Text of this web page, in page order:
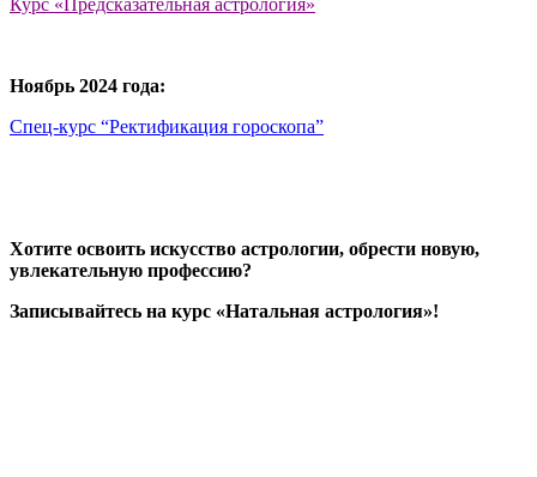
Курс «Предсказательная астрология»
Ноябрь 2024 года:
Спец-курс “Ректификация гороскопа”
Хотите освоить искусство астрологии, обрести новую,
увлекательную профессию?
Записывайтесь на курс «Натальная астрология»!